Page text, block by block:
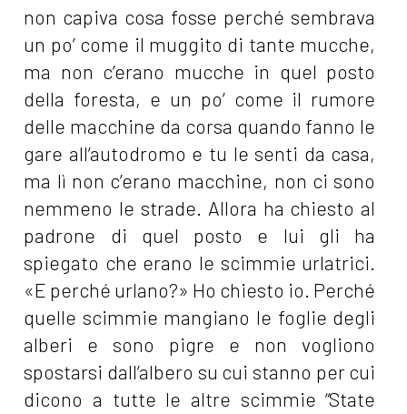
non capiva cosa fosse perché sembrava
un po’ come il muggito di tante mucche,
ma non c’erano mucche in quel posto
della foresta, e un po’ come il rumore
delle macchine da corsa quando fanno le
gare all’autodromo e tu le senti da casa,
ma lì non c’erano macchine, non ci sono
nemmeno le strade. Allora ha chiesto al
padrone di quel posto e lui gli ha
spiegato che erano le scimmie urlatrici.
«E perché urlano?» Ho chiesto io. Perché
quelle scimmie mangiano le foglie degli
alberi e sono pigre e non vogliono
spostarsi dall’albero su cui stanno per cui
dicono a tutte le altre scimmie “State